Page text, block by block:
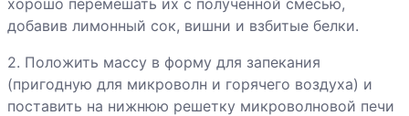
ветчиной
Яйца печеные с
беконом
добавив лимонный сок, вишни и взбитые белки.
2. Положить массу в форму для запекания
(пригодную для микроволн и горячего воздуха) и
поставить на нижнюю решетку микроволновой печи